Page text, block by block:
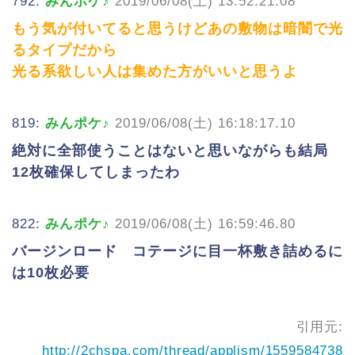
もう気が付いてると思うけどあの敷物は暗闇で光
るタイプだから
光る系欲しい人は集めた方がいいと思うよ
819: みんポケ♪ 2019/06/08(土) 16:18:17.10
絶対に全部使うことはないと思いながらも結局
12枚確保してしまったわ
822: みんポケ♪ 2019/06/08(土) 16:59:46.80
バージンロード コテージに目一杯敷き詰めるに
は10枚必要
引用元:
http://2chspa.com/thread/applism/1559584738